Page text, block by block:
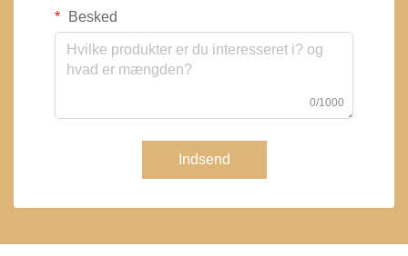
Besked
0/1000
Indsend